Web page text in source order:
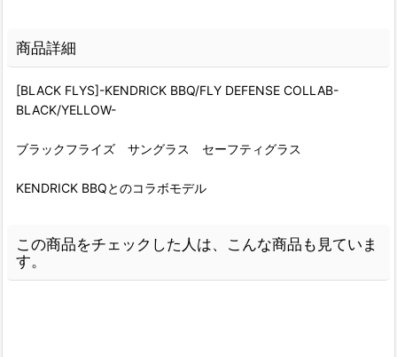
商品詳細
[BLACK FLYS]-KENDRICK BBQ/FLY DEFENSE COLLAB-
BLACK/YELLOW-
ブラックフライズ サングラス セーフティグラス
KENDRICK BBQとのコラボモデル
この商品をチェックした人は、こんな商品も見ていま
す。